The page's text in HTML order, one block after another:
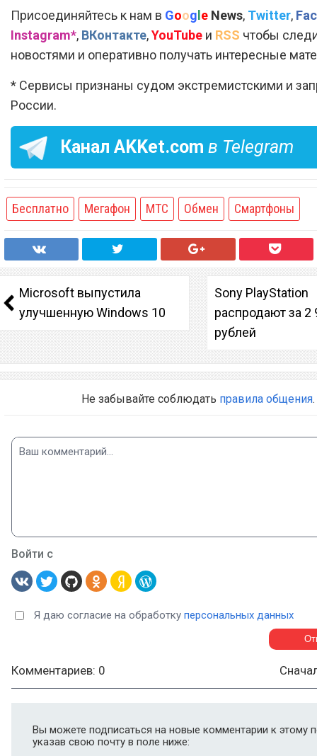
Присоединяйтесь к нам в Google News, Twitter,
Instagram*, ВКонтакте,YouTube и RSS чтобы
новостями и оперативно получать интересные
* Сервисы признаны судом экстремистскими и
России.
Канал AKKet.com в Telegram
Бесплатно Мегафон МТС Обмен Смартфоны
Microsoft выпустила
улучшенную Windows 10
Sony PlayStation
распродают за 2
рублей
Не забывайте соблюдать правила общения.
Войти с
Я даю согласие на обработку персональных данных
Комментариев: 0
Вы можете подписаться на новые комментарии к этому
указав свою почту в поле ниже: